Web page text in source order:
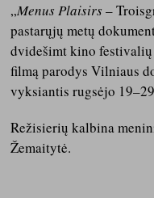
„Menus Plaisirs–
pastarųjų metų
dvidešimt kino
filmą parodys Vilniaus
vyksiantis rugsėjo
Režisierių kalbina
Žemaitytė.